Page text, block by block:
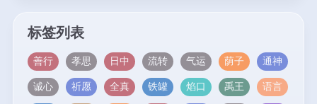
标签列表
善行 孝思 日中 流转 气运 荫子 通神
诚心 祈愿 全真 铁罐 焰口 禹王 语言